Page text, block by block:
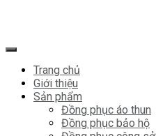
Trang chủ
Giới thiệu
Sản phẩm
Đồng phục áo thun
Đồng phục bảo hộ